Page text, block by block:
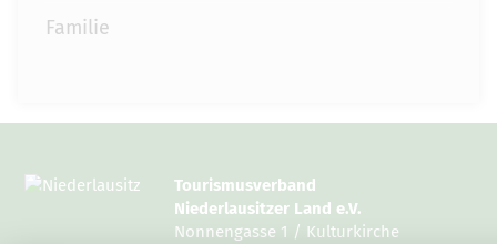
Familie
Tourismusverband
Niederlausitzer Land e.V.
Nonnengasse 1 / Kulturkirche